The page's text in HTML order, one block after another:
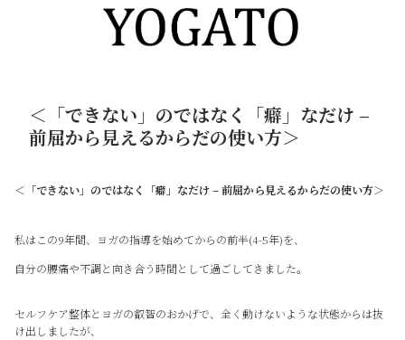
＜「できない」のではなく「癖」なだけ –
前屈から見えるからだの使い方＞
＜「できない」のではなく「癖」なだけ – 前屈から見えるからだの使い方＞
私はこの9年間、ヨガの指導を始めてからの前半(4-5年)を、
自分の腰痛や不調と向き合う時間として過ごしてきました。
セルフケア整体とヨガの叡智のおかげで、全く動けないような状態からは抜
け出しましたが、